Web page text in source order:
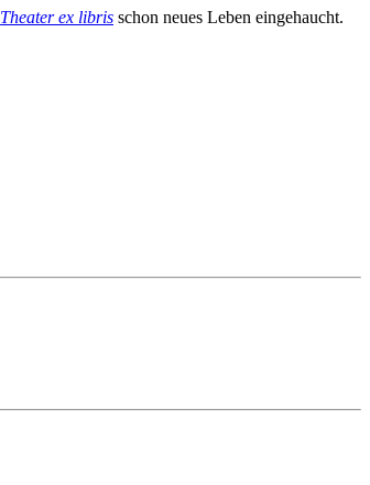
Theater ex libris schon neues Leben eingehaucht.